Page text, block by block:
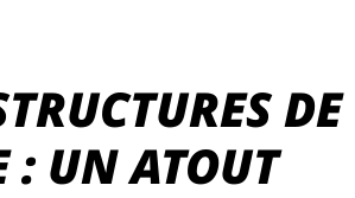
DE
: UN ATOUT